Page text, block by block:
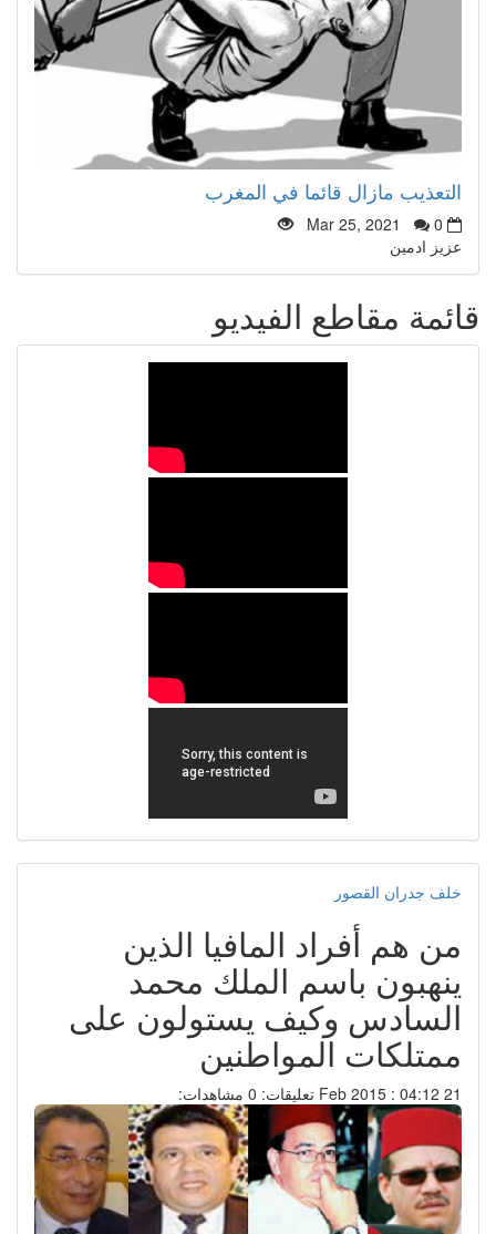
التعذيب مازال قائما في المغرب
Mar 25, 2021
0
عزيز ادمين
قائمة مقاطع الفيديو
خلف جدران القصور
من هم أفراد المافيا الذين
ينهبون باسم الملك محمد
السادس وكيف يستولون على
ممتلكات المواطنين
تعليقات: 0 مشاهدات: